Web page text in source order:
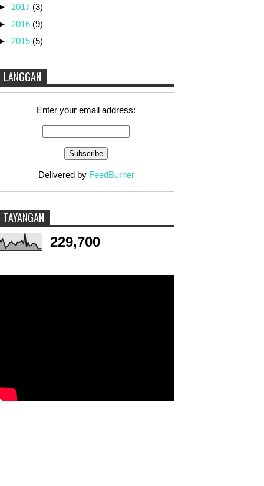
► 2017 (3)
► 2016 (9)
► 2015 (5)
LANGGAN
Enter your email address:
Delivered by FeedBurner
TAYANGAN
229,700